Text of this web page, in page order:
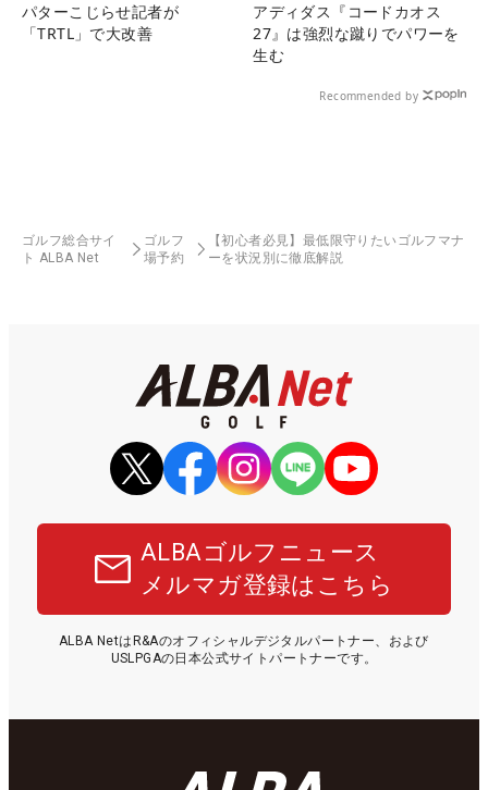
パターこじらせ記者が
「TRTL」で大改善
アディダス『コードカオス
27』は強烈な蹴りでパワーを
生む
Recommended by
ゴルフ総合サイ
ト ALBA Net
ゴルフ
場予約
【初心者必見】最低限守りたいゴルフマナ
ーを状況別に徹底解説
ALBAゴルフニュース
メルマガ登録はこちら
ALBA NetはR&Aのオフィシャルデジタルパートナー、および
USLPGAの日本公式サイトパートナーです。